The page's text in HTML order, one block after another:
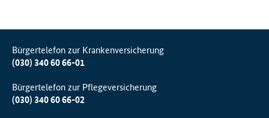
Bürgertelefon zur Krankenversicherung
(030) 340 60 66-01
Bürgertelefon zur Pflegeversicherung
(030) 340 60 66-02